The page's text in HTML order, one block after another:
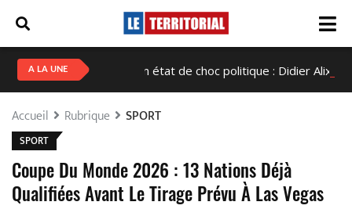
A LA UNEHaïti en état de choc politique : Didier Alix Fils-
Accueil Rubrique SPORT
SPORT
Coupe Du Monde 2026 : 13 Nations Déjà
Qualifiées Avant Le Tirage Prévu À Las Vegas